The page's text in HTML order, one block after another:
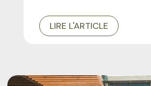
LIRE L'ARTICLE